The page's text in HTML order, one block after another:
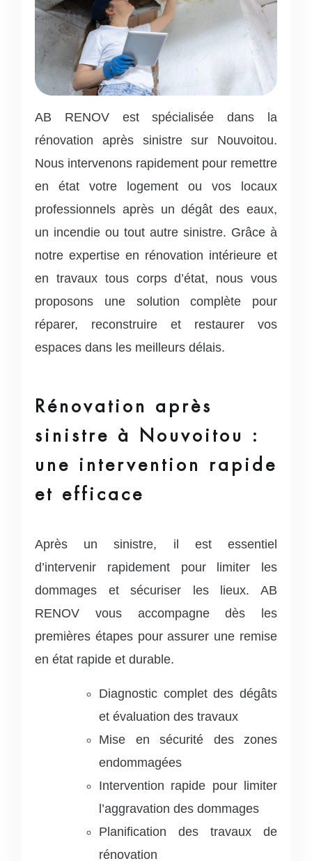
AB RENOV est spécialisée dans la
rénovation après sinistre sur Nouvoitou.
Nous intervenons rapidement pour remettre
en état votre logement ou vos locaux
professionnels après un dégât des eaux,
un incendie ou tout autre sinistre. Grâce à
notre expertise en rénovation intérieure et
en travaux tous corps d’état, nous vous
proposons une solution complète pour
réparer, reconstruire et restaurer vos
espaces dans les meilleurs délais.
Rénovation après
sinistre à Nouvoitou :
une intervention rapide
et efficace
Après un sinistre, il est essentiel
d’intervenir rapidement pour limiter les
dommages et sécuriser les lieux. AB
RENOV vous accompagne dès les
premières étapes pour assurer une remise
en état rapide et durable.
Diagnostic complet des dégâts
et évaluation des travaux
Mise en sécurité des zones
endommagées
Intervention rapide pour limiter
l’aggravation des dommages
Planification des travaux de
rénovation